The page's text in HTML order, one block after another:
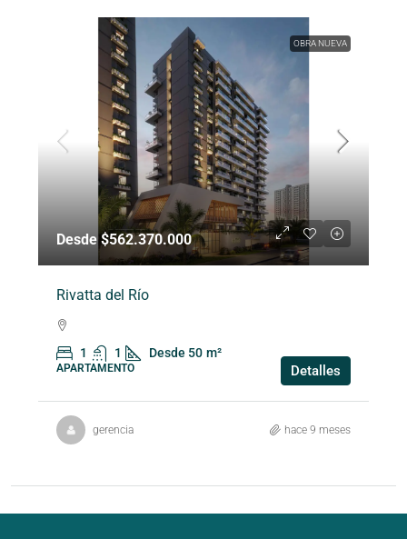
OBRA NUEVA
Desde $562.370.000
Rivatta del Río
1 1 Desde 50 m²
APARTAMENTO Detalles
gerencia hace 9 meses